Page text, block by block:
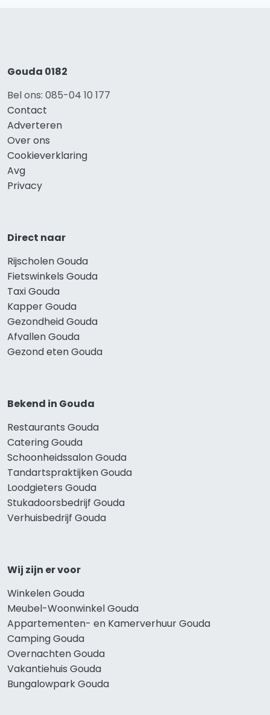
Gouda 0182
Bel ons: 085-04 10 177
Contact
Adverteren
Over ons
Cookieverklaring
Avg
Privacy
Direct naar
Rijscholen Gouda
Fietswinkels Gouda
Taxi Gouda
Kapper Gouda
Gezondheid Gouda
Afvallen Gouda
Gezond eten Gouda
Bekend in Gouda
Restaurants Gouda
Catering Gouda
Schoonheidssalon Gouda
Tandartspraktijken Gouda
Loodgieters Gouda
Stukadoorsbedrijf Gouda
Verhuisbedrijf Gouda
Wij zijn er voor
Winkelen Gouda
Meubel-Woonwinkel Gouda
Appartementen- en Kamerverhuur Gouda
Camping Gouda
Overnachten Gouda
Vakantiehuis Gouda
Bungalowpark Gouda